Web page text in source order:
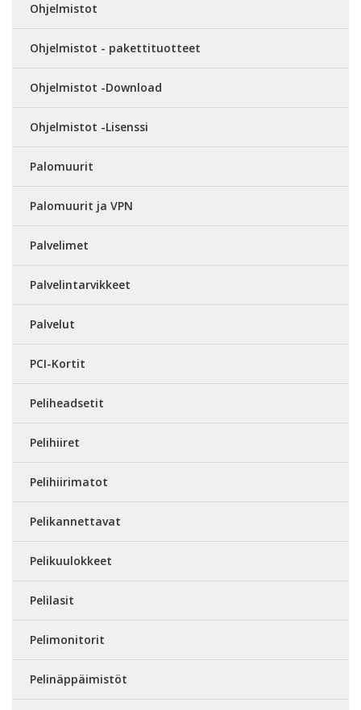
Ohjelmistot
Ohjelmistot - pakettituotteet
Ohjelmistot -Download
Ohjelmistot -Lisenssi
Palomuurit
Palomuurit ja VPN
Palvelimet
Palvelintarvikkeet
Palvelut
PCI-Kortit
Peliheadsetit
Pelihiiret
Pelihiirimatot
Pelikannettavat
Pelikuulokkeet
Pelilasit
Pelimonitorit
Pelinäppäimistöt